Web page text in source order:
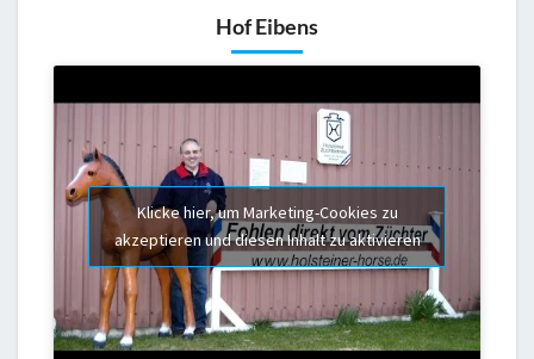
Hof Eibens
Klicke hier, um Marketing-Cookies zu
akzeptieren und diesen Inhalt zu aktivieren